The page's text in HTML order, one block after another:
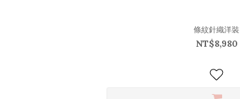
條紋針織洋裝
NT$8,980